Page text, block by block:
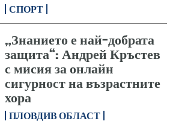
СПОРТ
„Знанието е най-добрата
защита“: Андрей Кръстев
с мисия за онлайн
сигурност на възрастните
хора
ПЛОВДИВ ОБЛАСТ